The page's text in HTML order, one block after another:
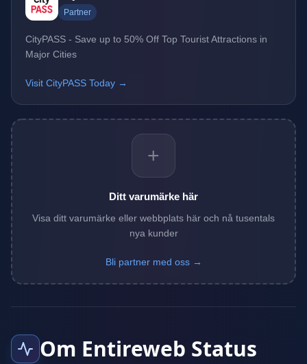
Partner
CityPASS - Save up to 50% Off Top Tourist Attractions in
Major Cities
Visit CityPASS Today →
+
Ditt varumärke här
Visa ditt varumärke eller webbplats här och nå tusentals
nya kunder
Bli partner med oss →
Om Entireweb Status